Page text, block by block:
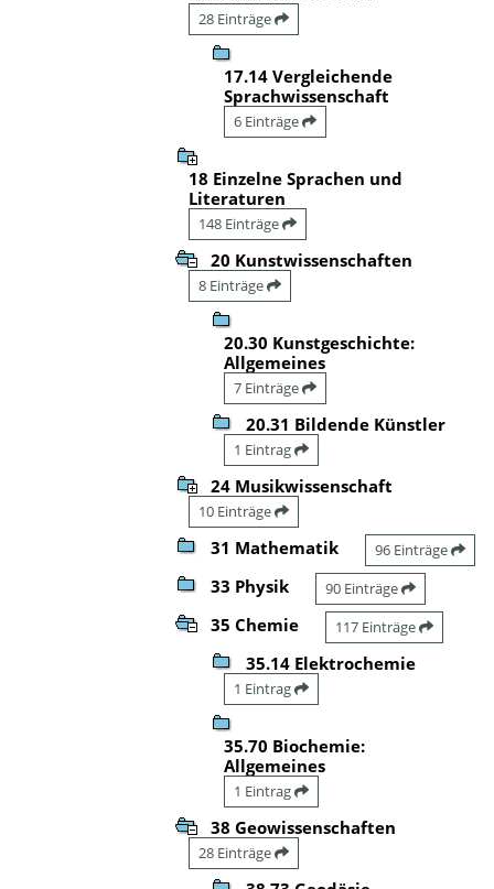
28 Einträge
17.14 Vergleichende
Sprachwissenschaft
6 Einträge
18 Einzelne Sprachen und
Literaturen
148 Einträge
20 Kunstwissenschaften
8 Einträge
20.30 Kunstgeschichte:
Allgemeines
7 Einträge
20.31 Bildende Künstler
1 Eintrag
24 Musikwissenschaft
10 Einträge
31 Mathematik 96 Einträge
33 Physik 90 Einträge
35 Chemie 117 Einträge
35.14 Elektrochemie
1 Eintrag
35.70 Biochemie:
Allgemeines
1 Eintrag
38 Geowissenschaften
28 Einträge